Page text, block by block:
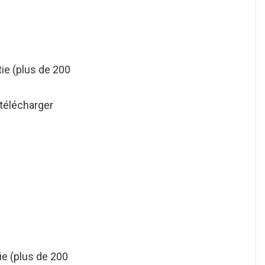
(plus de 200
(plus de 200